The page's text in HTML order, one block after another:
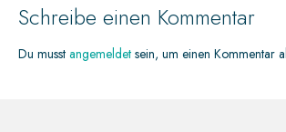
Schreibe einen Kommentar
Du musst angemeldet sein, um einen Kommentar